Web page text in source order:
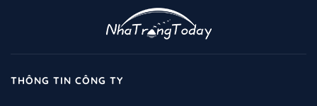
THÔNG TIN CÔNG TY